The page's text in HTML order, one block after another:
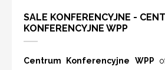
SALE KONFERENCYJNE -
KONFERENCYJNE WPP
Centrum Konferencyjne WPP